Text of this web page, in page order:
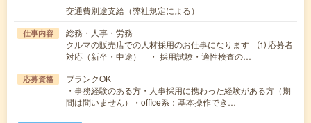
交通費別途支給（弊社規定による）
仕事内容
総務・人事・労務
クルマの販売店での人材採用のお仕事になります ⑴ 応募者
対応（新卒・中途） ・ 採用試験・適性検査の…
応募資格
ブランクOK
・事務経験のある方・人事採用に携わった経験がある方（期
間は問いません）・office系：基本操作でき…